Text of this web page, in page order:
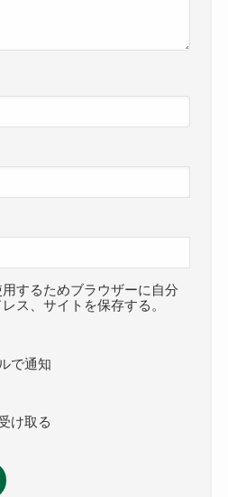
するためブラウザーに自分
ス、サイトを保存する。
で通知
け取る